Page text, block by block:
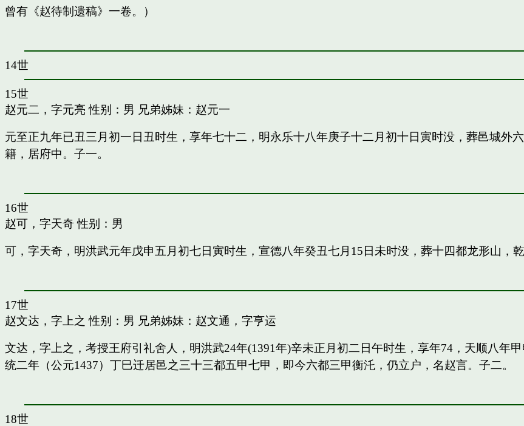
曾有《赵待制遗稿》一卷。）
14世
15世
赵元二，字元亮 性别：男 兄弟姊妹： 赵元一
元至正九年已丑三月初一日丑时生，享年七十二，明永乐十八年庚子十二月初十日寅时没，葬邑城外
籍，居府中。子一。
16世
赵可，字天奇性别：男
可，字天奇，明洪武元年戊申五月初七日寅时生，宣德八年癸丑七月15日未时没，葬十四都龙形山，
17世
赵文达，字上之 性别：男 兄弟姊妹： 赵文通，字亨运
文达，字上之，考授王府引礼舍人，明洪武24年(1391年)辛未正月初二日午时生，享年74，天顺八年
统二年（公元1437）丁巳迁居邑之三十三都五甲七甲，即今六都三甲衡汑，仍立户，名赵言。子二。
18世